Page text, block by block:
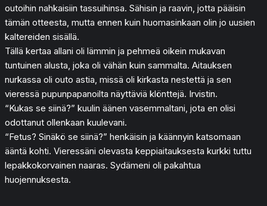
outoihin nahkaisiin tassuihinsa. Sähisin ja raavin, jotta pääisin
tämän otteesta, mutta ennen kuin huomasinkaan olin jo uusien
kaltereiden sisällä.
Tällä kertaa allani oli lämmin ja pehmeä oikein mukavan
tuntuinen alusta, joka oli vähän kuin sammalta. Aitauksen
nurkassa oli outo astia, missä oli kirkasta nestettä ja sen
vieressä pupunpapanoilta näyttäviä klönttejä. Irvistin.
“Kukas se siinä?” kuulin äänen vasemmaltani, jota en olisi
odottanut ollenkaan kuulevani.
“Fetus? Sinäkö se siinä?” henkäisin ja käännyin katsomaan
ääntä kohti. Vieressäni olevasta keppiaitauksesta kurkki tuttu
lepakkokorvainen naaras. Sydämeni oli pakahtua
huojennuksesta.